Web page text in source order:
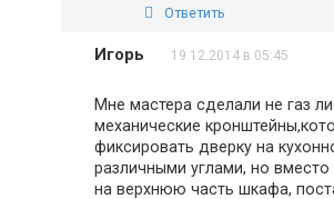
Ответить
Игорь 19.12.2014 в 05:45
Мне мастера сделали не газ
механические
фиксировать дверку на
различными углами, но
на верхнюю часть шкафа,